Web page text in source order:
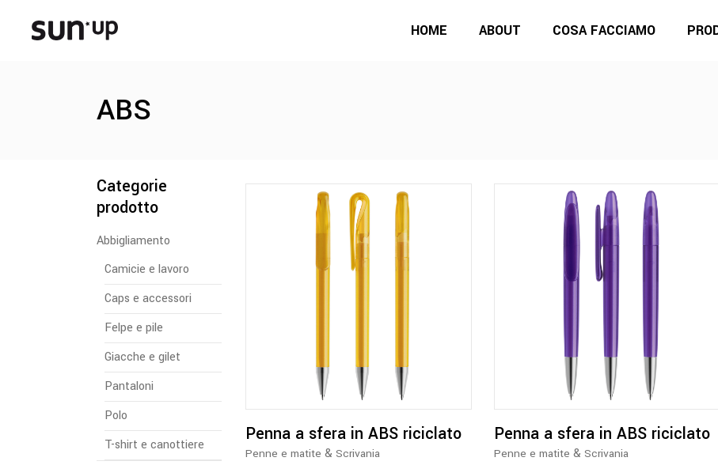
HOME ABOUT COSA FACCIAMO
ABS
varianti.
Le
possono
essere
Penna a sfera in ABS riciclato
Penne e matite &Scrivania
prodotto
ha
più
varianti.
Le
possono
essere
Penna a sfera in ABS riciclato
Penne e matite &Scrivania
Categorie
prodotto
Abbigliamento
Camicie e lavoro
Caps e accessori
Felpe e pile
Giacche e gilet
Pantaloni
Polo
T-shirt e canottiere